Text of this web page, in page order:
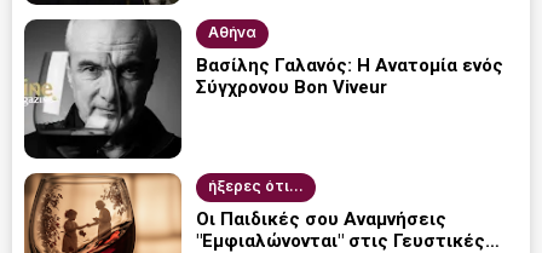
Αθήνα
Βασίλης Γαλανός: Η Ανατομία ενός
Σύγχρονου Bon Viveur
ήξερες ότι...
Οι Παιδικές σου Αναμνήσεις
"Εμφιαλώνονται" στις Γευστικές